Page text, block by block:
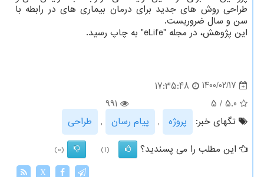
طراحی روش های جدید برای درمان بیماری های در رابطه با
سن و سال ضروریست.
این پژوهش، در مجله "eLife" به چاپ رسید.
1400/02/17
17:35:48
5.0
/
5
991
تگهای خبر:
پروژه , پیام رسان ,
طراحی
این مطلب را می پسندید؟
(1)
(0)
X